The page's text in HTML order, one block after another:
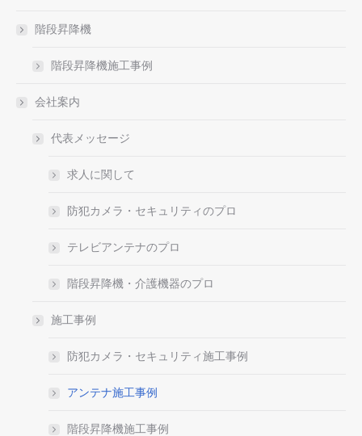
階段昇降機
階段昇降機施工事例
会社案内
代表メッセージ
求人に関して
防犯カメラ・セキュリティのプロ
テレビアンテナのプロ
階段昇降機・介護機器のプロ
施工事例
防犯カメラ・セキュリティ施工事例
アンテナ施工事例
階段昇降機施工事例